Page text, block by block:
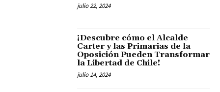
julio 22, 2024
¡Descubre cómo el Alcalde
Carter y las Primarias de la
Oposición Pueden Transformar
la Libertad de Chile!
julio 14, 2024